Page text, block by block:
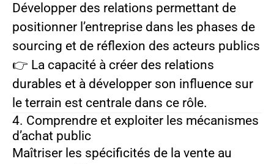
Développer des relations permettant de
positionner l’entreprise dans les phases de
sourcing et de réflexion des acteurs publics
👉 La capacité à créer des relations
durables et à développer son influence sur
le terrain est centrale dans ce rôle.
4. Comprendre et exploiter les mécanismes
d’achat public
Maîtriser les spécificités de la vente au